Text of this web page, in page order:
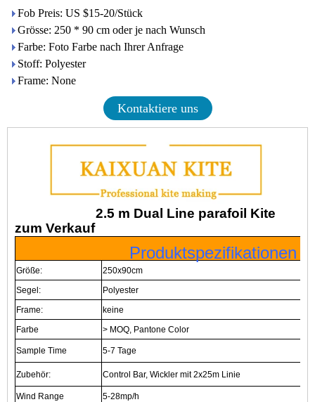
Fob Preis: US $15-20/Stück
Grösse: 250 * 90 cm oder je nach Wunsch
Farbe: Foto Farbe nach Ihrer Anfrage
Stoff: Polyester
Frame: None
Kontaktiere uns
2.5 m Dual Line parafoil Kite
zum Verkauf
Produktspezifikationen
Größe:
250x90cm
Segel:
Polyester
Frame:
keine
Farbe
> MOQ, Pantone Color
Sample Time 5-7 Tage
Zubehör: Control Bar, Wickler mit 2x25m Linie
Wind Range
5-28mp/h